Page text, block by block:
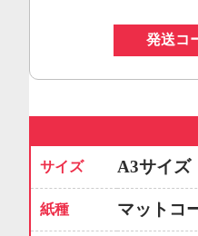
発送コ
サイズ A3サイズ
紙種 マットコ